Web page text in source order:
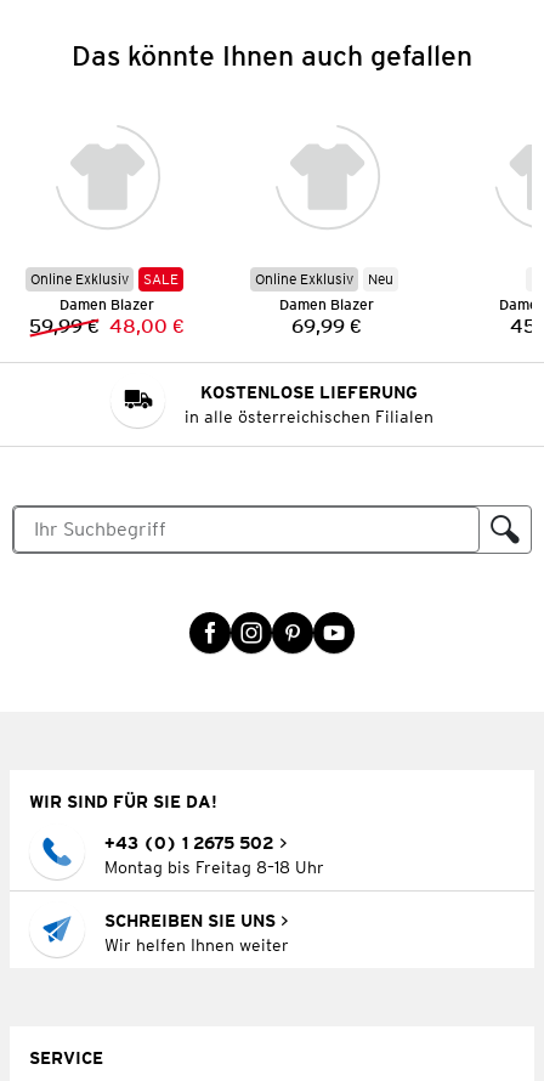
Das könnte Ihnen auch gefallen
Online Exklusiv
SALE
Damen Blazer
Vorheriger Preis:
59,99 € Neuer Preis:
48,00 €
Online Exklusiv
Neu
Damen Blazer
Preis:
69,99 €
KOSTENLOSE LIEFERUNG
in alle österreichischen Filialen
WIR SIND FÜR SIE DA!
+43 (0) 1 2675 502
Montag bis Freitag 8–18 Uhr
SCHREIBEN SIE UNS
Wir helfen Ihnen weiter
SERVICE